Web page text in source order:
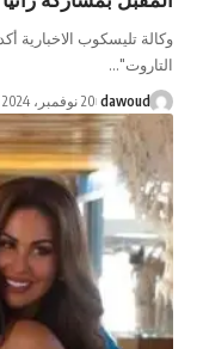
تليسكوب الاخبارية أكد
dawoud 20 نوفمبر، 2024